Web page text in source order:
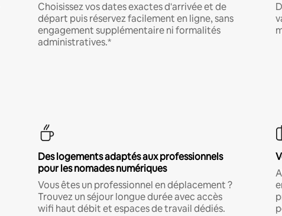
Choisissez vos dates exactes d'arrivée et de
départ puis réservez facilement en ligne, sans
engagement supplémentaire ni formalités
administratives.*
Des logements adaptés aux professionnels
pour les nomades numériques
Vous êtes un professionnel en déplacement ?
Trouvez un séjour longue durée avec accès
wifi haut débit et espaces de travail dédiés.